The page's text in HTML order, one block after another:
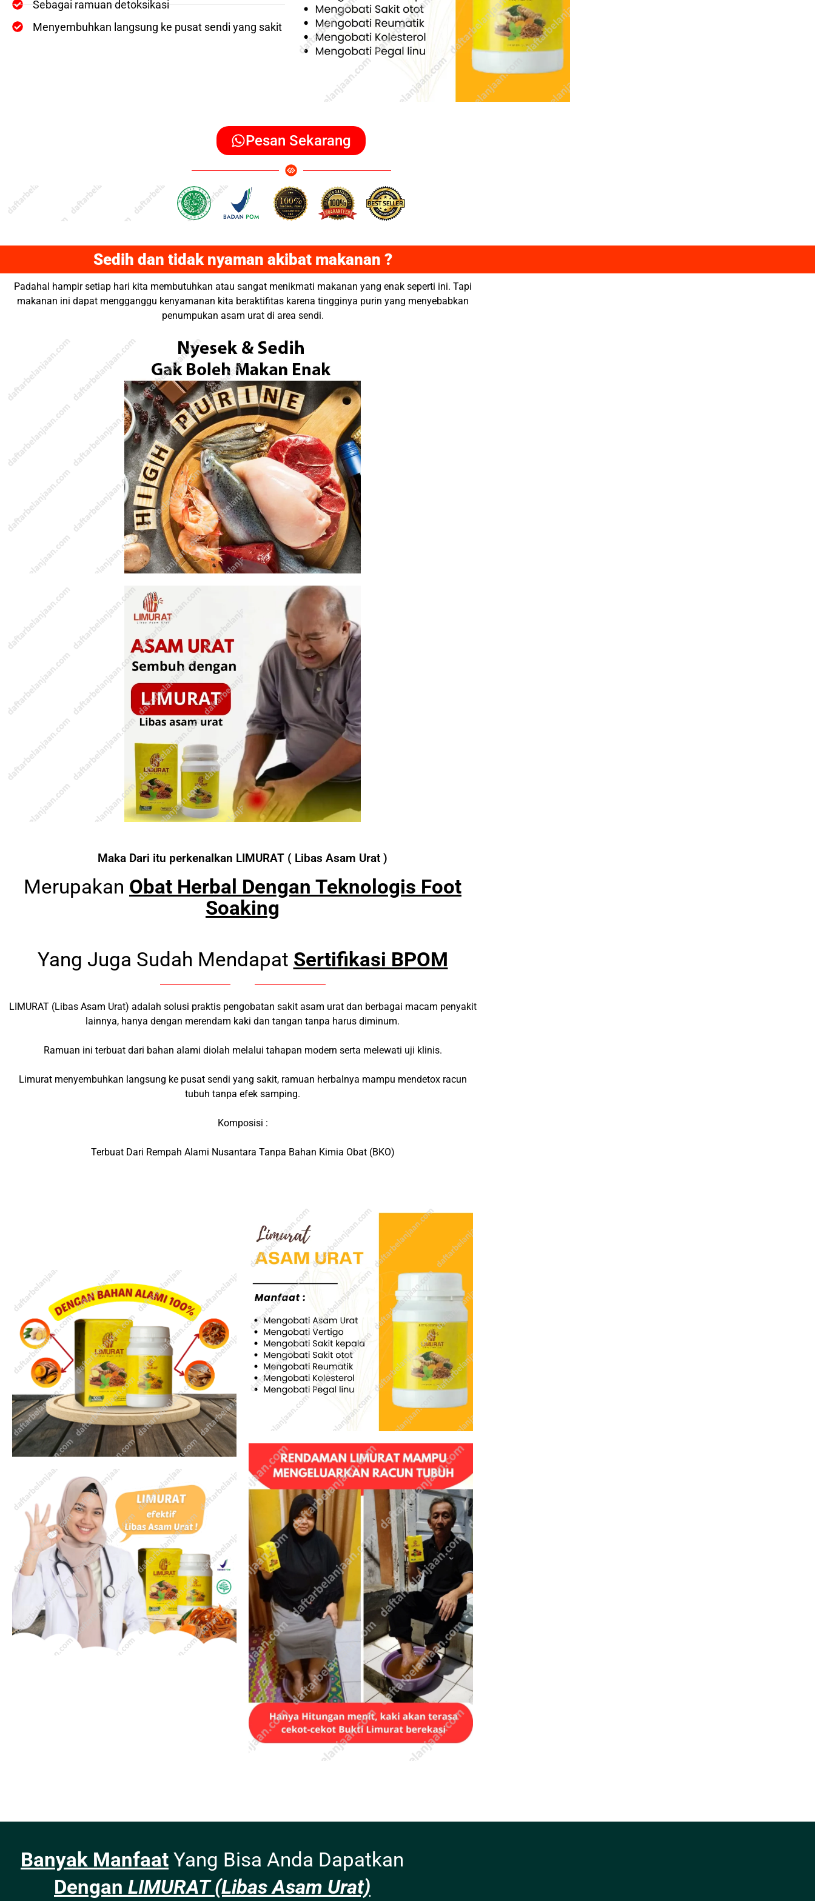
Sebagai ramuan detoksikasi
Menyembuhkan langsung ke pusat sendi yang sakit
Pesan Sekarang
Sedih dan tidak nyaman akibat makanan ?
Padahal hampir setiap hari kita membutuhkan atau sangat menikmati makanan yang enak seperti ini. Tapi
makanan ini dapat mengganggu kenyamanan kita beraktifitas karena tingginya purin yang menyebabkan
penumpukan asam urat di area sendi.
Maka Dari itu perkenalkan LIMURAT ( Libas Asam Urat )
Merupakan Obat Herbal Dengan Teknologis Foot
Soaking
Yang Juga Sudah Mendapat Sertifikasi BPOM
LIMURAT (Libas Asam Urat) adalah solusi praktis pengobatan sakit asam urat dan berbagai macam penyakit
lainnya, hanya dengan merendam kaki dan tangan tanpa harus diminum.
Ramuan ini terbuat dari bahan alami diolah melalui tahapan modern serta melewati uji klinis.
Limurat menyembuhkan langsung ke pusat sendi yang sakit, ramuan herbalnya mampu mendetox racun
tubuh tanpa efek samping.
Komposisi :
Terbuat Dari Rempah Alami Nusantara Tanpa Bahan Kimia Obat (BKO)
Banyak Manfaat Yang Bisa Anda Dapatkan
Dengan LIMURAT (Libas Asam Urat)